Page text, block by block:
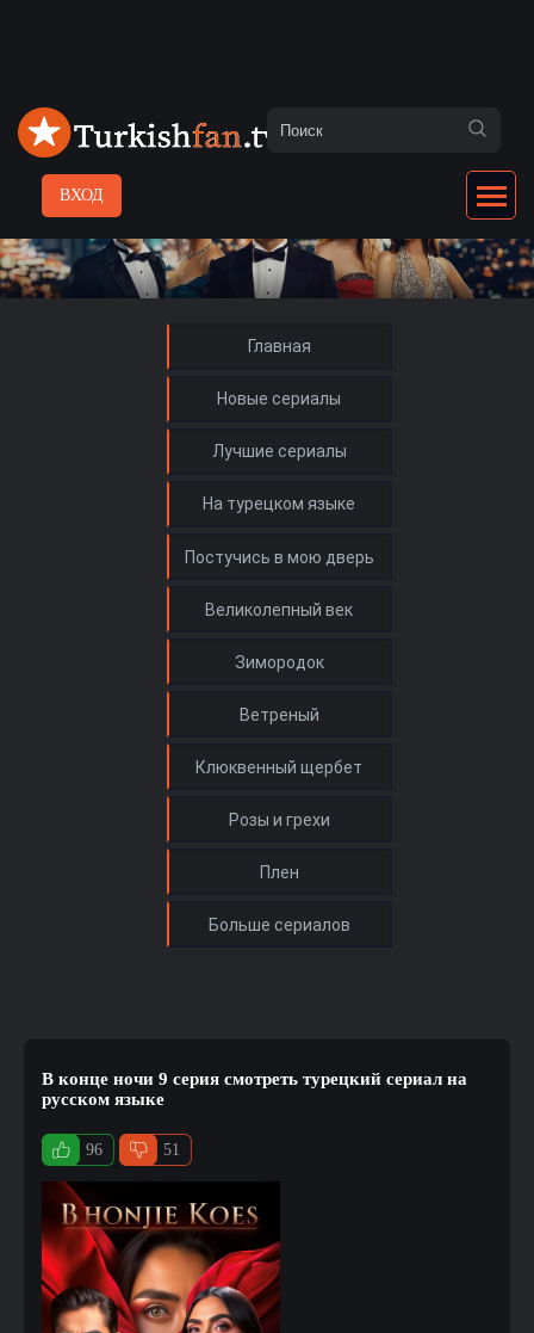
ВХОД
Главная
Новые сериалы
Лучшие сериалы
На турецком языке
В конце ночи 9 серия смотреть турецкий сериал на
русском языке
96 51